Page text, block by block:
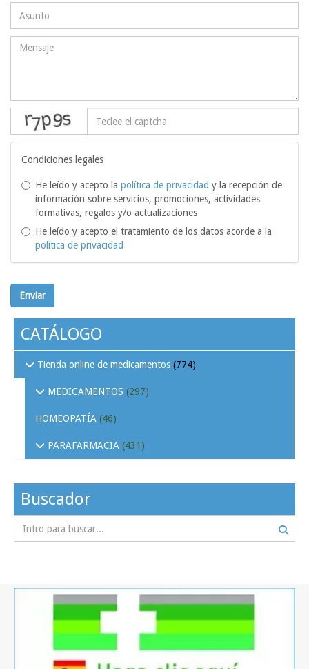
Condiciones legales
He leído y acepto la política de privacidad y la recepción de
información sobre servicios, promociones, actividades
formativas, regalos y/o actualizaciones
He leído y acepto el tratamiento de los datos acorde a la
política de privacidad
Enviar
CATÁLOGO
Tienda online de medicamentos (774)
MEDICAMENTOS (297)
HOMEOPATÍA (46)
PARAFARMACIA (431)
Buscador